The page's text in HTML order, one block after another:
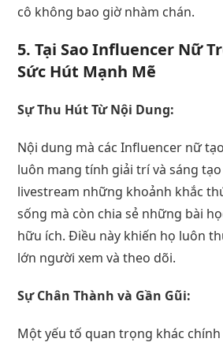
cô không bao giờ nhàm chán.
5.Tại Sao Influencer Nữ
Sức Hút Mạnh Mẽ
Sự Thu Hút Từ Nội Dung:
Nội dung mà các Influencer nữ
luôn mang tính giải trí và sáng
livestream những khoảnh khắc
sống mà còn chia sẻ những bài
hữu ích. Điều này khiến họ luôn
lớn người xem và theo dõi.
Sự Chân Thành và Gần Gũi:
Một yếu tố quan trọng khác